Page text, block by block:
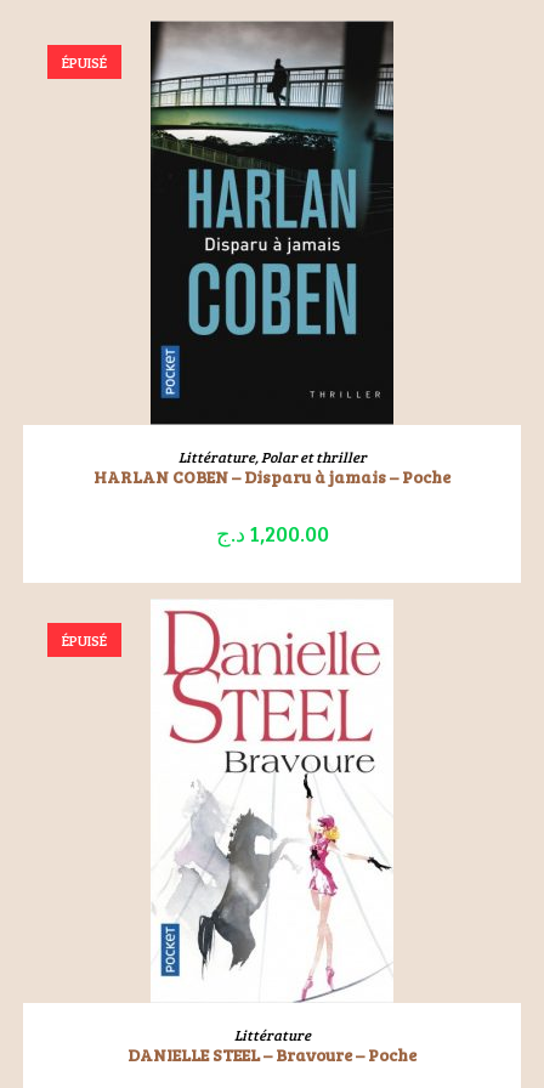
ÉPUISÉ
LIRE LA SUITE
Littérature,Polar et thriller
HARLAN COBEN – Disparu à jamais – Poche
1,200.00 د.ج
ÉPUISÉ
LIRE LA SUITE
Littérature
DANIELLE STEEL – Bravoure – Poche